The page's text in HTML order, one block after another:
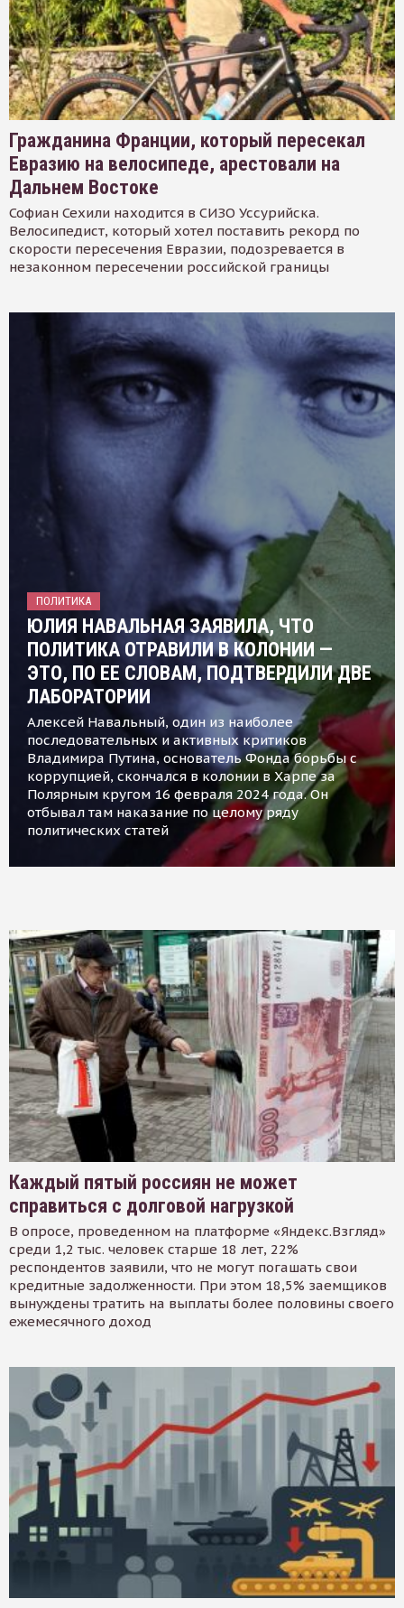
Гражданина Франции, который пересекал
Евразию на велосипеде, арестовали на
Дальнем Востоке
Софиан Сехили находится в СИЗО Уссурийска.
Велосипедист, который хотел поставить рекорд по
скорости пересечения Евразии, подозревается в
незаконном пересечении российской границы
ПОЛИТИКА
ЮЛИЯ НАВАЛЬНАЯ ЗАЯВИЛА, ЧТО
ПОЛИТИКА ОТРАВИЛИ В КОЛОНИИ —
ЭТО, ПО ЕЕ СЛОВАМ, ПОДТВЕРДИЛИ ДВЕ
ЛАБОРАТОРИИ
Алексей Навальный, один из наиболее
последовательных и активных критиков
Владимира Путина, основатель Фонда борьбы с
коррупцией, скончался в колонии в Харпе за
Полярным кругом 16 февраля 2024 года. Он
отбывал там наказание по целому ряду
политических статей
Каждый пятый россиян не может
справиться с долговой нагрузкой
В опросе, проведенном на платформе «Яндекс.Взгляд»
среди 1,2 тыс. человек старше 18 лет, 22%
респондентов заявили, что не могут погашать свои
кредитные задолженности. При этом 18,5% заемщиков
вынуждены тратить на выплаты более половины своего
ежемесячного доход